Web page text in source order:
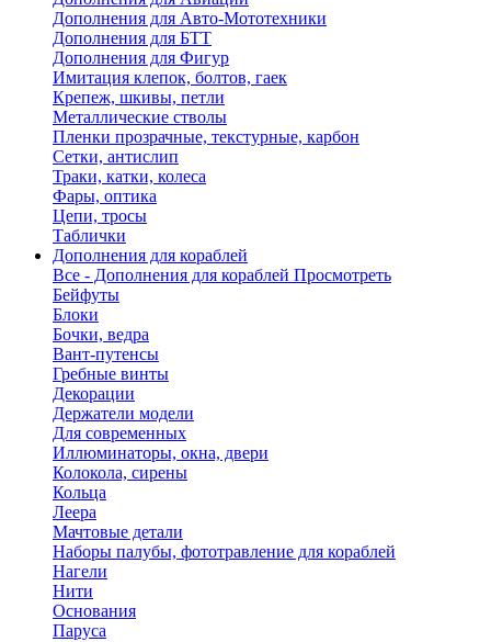
Дополнения для Авто-Мототехники
Дополнения для БТТ
Дополнения для Фигур
Имитация клепок, болтов, гаек
Крепеж, шкивы, петли
Металлические стволы
Пленки прозрачные, текстурные, карбон
Сетки, антислип
Траки, катки, колеса
Фары, оптика
Цепи, тросы
Таблички
Дополнения для кораблей
Все - Дополнения для кораблей Просмотреть
Бейфуты
Блоки
Бочки, ведра
Вант-путенсы
Гребные винты
Декорации
Держатели модели
Для современных
Иллюминаторы, окна, двери
Колокола, сирены
Кольца
Леера
Мачтовые детали
Наборы палубы, фототравление для кораблей
Нагели
Нити
Основания
Паруса